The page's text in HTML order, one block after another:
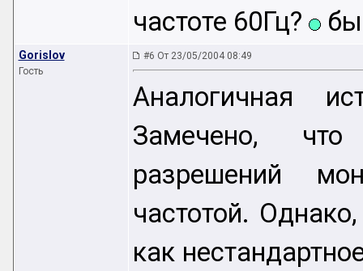
частоте 60Гц?
Gorislov
Гость
#6 От 23/05/2004 08:49
Аналогичная
Замечено,
разрешений
частотой.
как